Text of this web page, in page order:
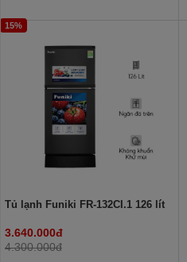
15%
Tủ lạnh Funiki FR-132CI.1 126 lít
3.640.000đ
4.300.000đ